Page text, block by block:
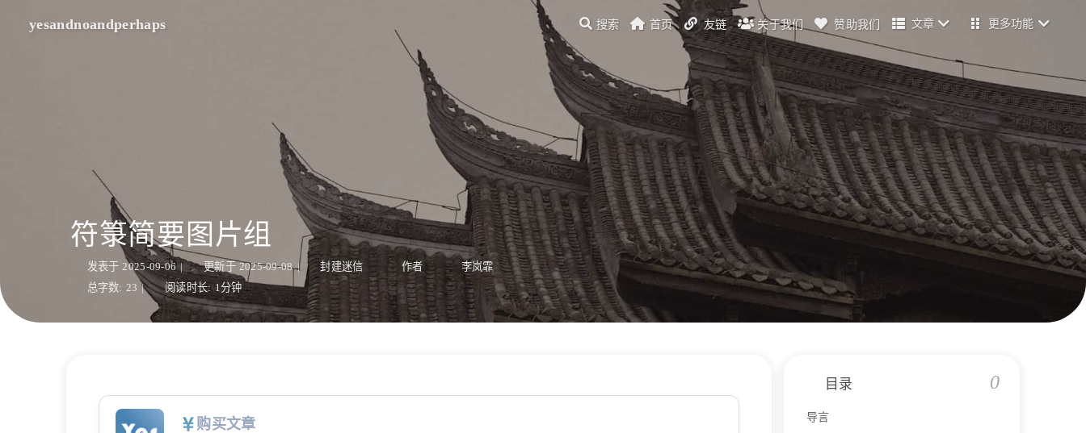
yesandnoandperhaps 搜索 首页 友链 关于我们 赞助我们 文章 更多功能
符箓简要图片组
发表于 2025-09-06 | 更新于 2025-09-08 | 封建迷信 作者
李岚霏
总字数: 23 | 阅读时长: 1分钟
购买文章
目录 0
导言